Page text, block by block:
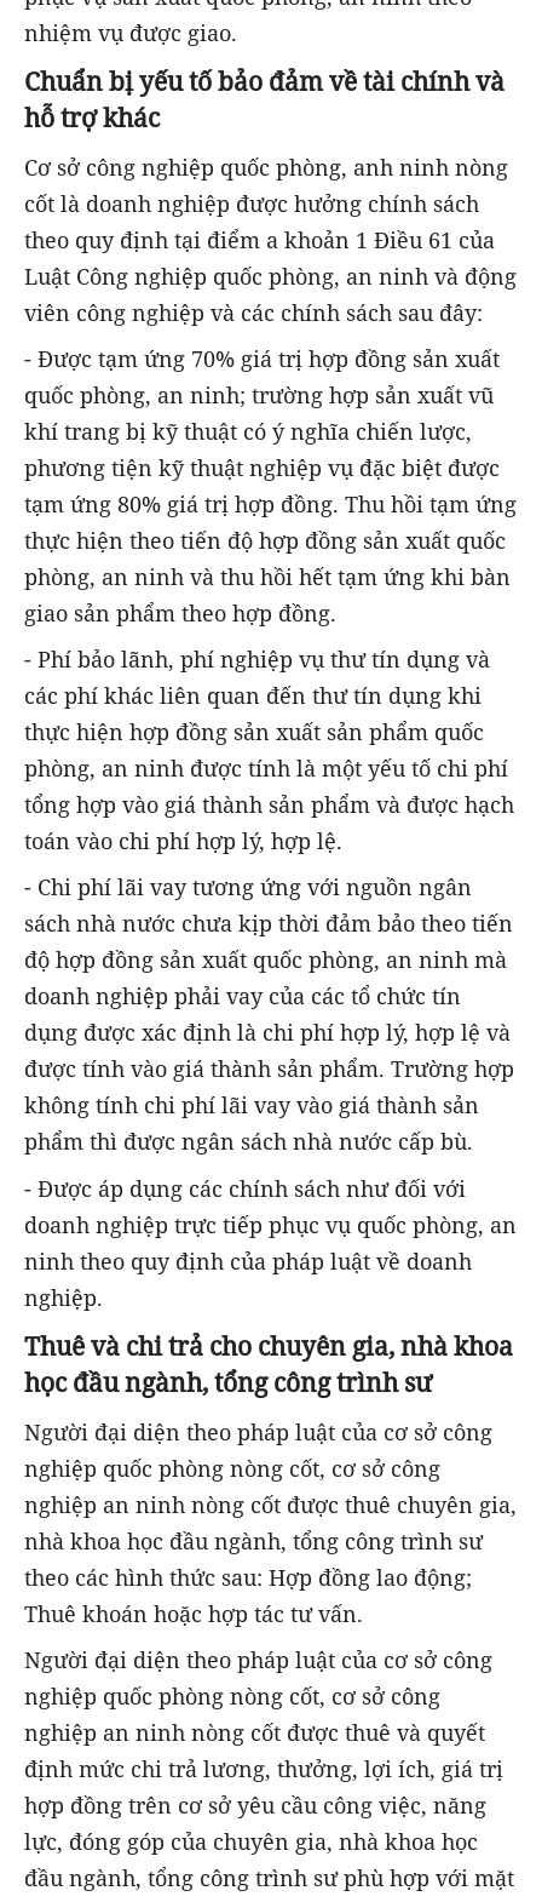
nhiệm vụ được giao.
Chuẩn bị yếu tố bảo đảm về tài chính và
hỗ trợ khác
Cơ sở công nghiệp quốc phòng, anh ninh nòng
cốt là doanh nghiệp được hưởng chính sách
theo quy định tại điểm a khoản 1 Điều 61 của
Luật Công nghiệp quốc phòng, an ninh và động
viên công nghiệp và các chính sách sau đây:
- Được tạm ứng 70% giá trị hợp đồng sản xuất
quốc phòng, an ninh; trường hợp sản xuất vũ
khí trang bị kỹ thuật có ý nghĩa chiến lược,
phương tiện kỹ thuật nghiệp vụ đặc biệt được
tạm ứng 80% giá trị hợp đồng. Thu hồi tạm ứng
thực hiện theo tiến độ hợp đồng sản xuất quốc
phòng, an ninh và thu hồi hết tạm ứng khi bàn
giao sản phẩm theo hợp đồng.
- Phí bảo lãnh, phí nghiệp vụ thư tín dụng và
các phí khác liên quan đến thư tín dụng khi
thực hiện hợp đồng sản xuất sản phẩm quốc
phòng, an ninh được tính là một yếu tố chi phí
tổng hợp vào giá thành sản phẩm và được hạch
toán vào chi phí hợp lý, hợp lệ.
- Chi phí lãi vay tương ứng với nguồn ngân
sách nhà nước chưa kịp thời đảm bảo theo tiến
độ hợp đồng sản xuất quốc phòng, an ninh mà
doanh nghiệp phải vay của các tổ chức tín
dụng được xác định là chi phí hợp lý, hợp lệ và
được tính vào giá thành sản phẩm. Trường hợp
không tính chi phí lãi vay vào giá thành sản
phẩm thì được ngân sách nhà nước cấp bù.
- Được áp dụng các chính sách như đối với
doanh nghiệp trực tiếp phục vụ quốc phòng, an
ninh theo quy định của pháp luật về doanh
nghiệp.
Thuê và chi trả cho chuyên gia, nhà khoa
học đầu ngành, tổng công trình sư
Người đại diện theo pháp luật của cơ sở công
nghiệp quốc phòng nòng cốt, cơ sở công
nghiệp an ninh nòng cốt được thuê chuyên gia,
nhà khoa học đầu ngành, tổng công trình sư
theo các hình thức sau: Hợp đồng lao động;
Thuê khoán hoặc hợp tác tư vấn.
Người đại diện theo pháp luật của cơ sở công
nghiệp quốc phòng nòng cốt, cơ sở công
nghiệp an ninh nòng cốt được thuê và quyết
định mức chi trả lương, thưởng, lợi ích, giá trị
hợp đồng trên cơ sở yêu cầu công việc, năng
lực, đóng góp của chuyên gia, nhà khoa học
đầu ngành, tổng công trình sư phù hợp với mặt